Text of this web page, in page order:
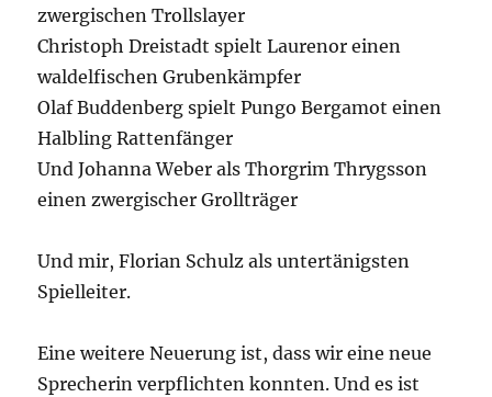
zwergischen Trollslayer
Christoph Dreistadt spielt Laurenor einen
waldelfischen Grubenkämpfer
Olaf Buddenberg spielt Pungo Bergamot einen
Halbling Rattenfänger
Und Johanna Weber als Thorgrim Thrygsson
einen zwergischer Grollträger
Und mir, Florian Schulz als untertänigsten
Spielleiter.
Eine weitere Neuerung ist, dass wir eine neue
Sprecherin verpflichten konnten. Und es ist